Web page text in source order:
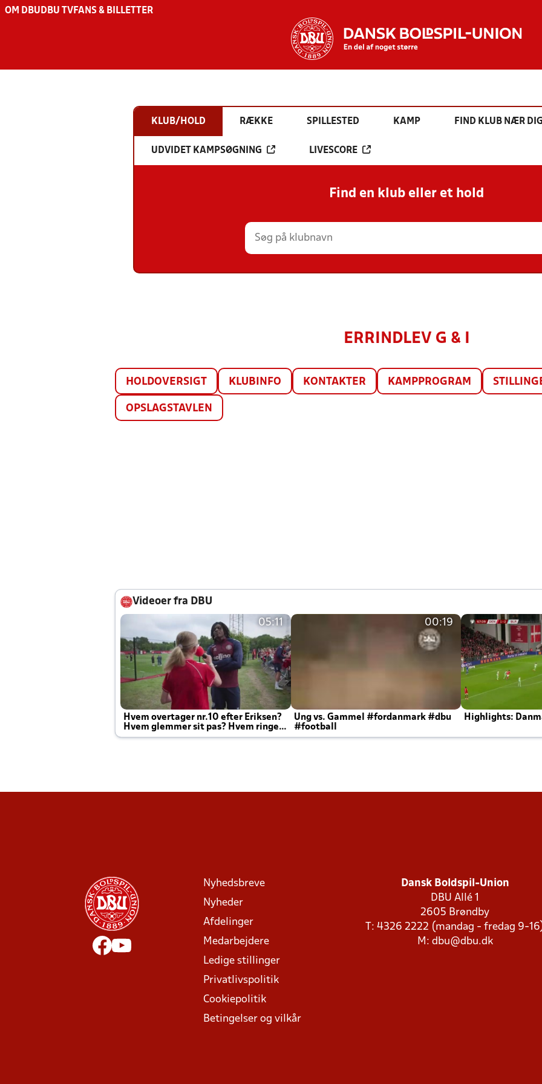
OM DBU DBU TV FANS & BILLETTER
KLUB/HOLD RÆKKE SPILLESTED KAMP FIND KLUB NÆR DIG
UDVIDET KAMPSØGNING LIVESCORE
Find en klub eller et hold
ERRINDLEV G & I
HOLDOVERSIGT KLUBINFO KONTAKTER KAMPPROGRAM
OPSLAGSTAVLEN
Videoer fra DBU
05:11
Hvem overtager nr.10 efter Eriksen?
Hvem glemmer sit pas? Hvem ringer
Joachim altid til efter kampe?
00:19
Ung vs. Gammel #fordanmark #dbu
#football
Highlights:
Nyhedsbreve
Nyheder
Afdelinger
Medarbejdere
Ledige stillinger
Privatlivspolitik
Cookiepolitik
Betingelser og vilkår
Dansk Boldspil-Union
DBU Allé 1
2605 Brøndby
T: 4326 2222 (mandag - fredag 9-
M: dbu@dbu.dk